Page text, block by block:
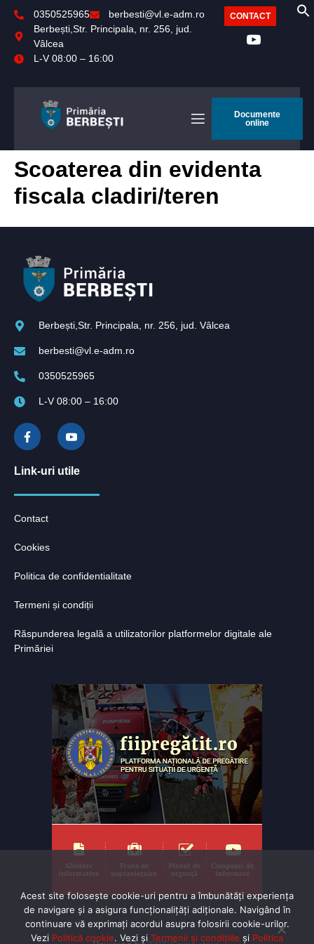
0350525965
berbesti@vl.e-adm.ro
Berbești,Str. Principala, nr. 256, jud.
Vâlcea
L-V 08:00 – 16:00
CONTACT
Documente
online
Scoaterea din evidenta
fiscala cladiri/teren
Berbești,Str. Principala, nr. 256, jud. Vâlcea
berbesti@vl.e-adm.ro
0350525965
L-V 08:00 – 16:00
Link-uri utile
Contact
Cookies
Politica de confidentialitate
Termeni și condiții
Răspunderea legală a utilizatorilor platformelor digitale ale
Primăriei
Acest site folosește cookie-uri pentru a îmbunătăți experiența
de navigare și a asigura funcționalițăți adiționale. Navigând în
continuare vă exprimaţi acordul asupra folosirii cookie-urilor.
Vezi Politică cookie. Vezi și Termenii și condițiile și Politica